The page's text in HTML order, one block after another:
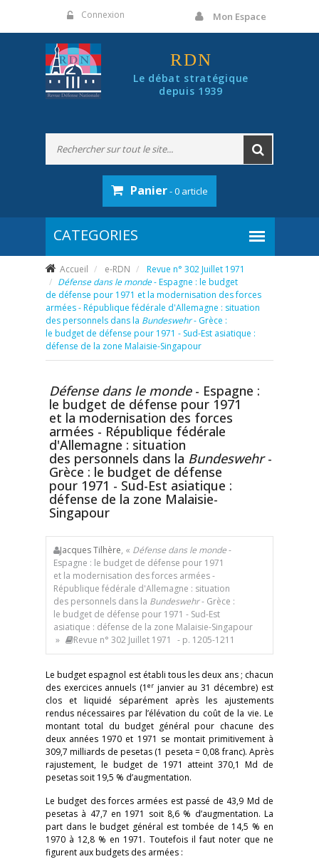
Connexion Mon Espace
RDN
Le débat stratégique
depuis 1939
Panier- 0 article
Accueil e-RDN
Revue n° 302 Juillet 1971
Défense dans le monde- Espagne : le budget
de défense pour 1971 et la modernisation des forces
armées - République fédérale d'Allemagne : situation
des personnels dans la Bundeswehr- Grèce :
le budget de défense pour 1971 - Sud-Est asiatique :
défense de la zone Malaisie-Singapour
Défense dans le monde - Espagne :
le budget de défense pour 1971
et la modernisation des forces
armées - République fédérale
d'Allemagne : situation
des personnels dans la Bundeswehr-
Grèce : le budget de défense
pour 1971 - Sud-Est asiatique :
défense de la zone Malaisie-
Singapour
Jacques Tilhère, « Défense dans le monde-
Espagne : le budget de défense pour 1971
et la modernisation des forces armées -
République fédérale d'Allemagne : situation
des personnels dans la Bundeswehr- Grèce :
le budget de défense pour 1971 - Sud-Est
asiatique : défense de la zone Malaisie-Singapour
»
Revue n° 302 Juillet 1971 - p. 1205-1211
Le budget espagnol est établi tous les deux ans ; chacun
des exercices annuels (1 erjanvier au 31 décembre) est
clos et liquidé séparément après les ajustements
rendus nécessaires par l’élévation du coût de la vie. Le
montant total du budget général pour chacune des
deux années 1970 et 1971 se montait primitivement à
309,7 milliards de pesetas (1 peseta = 0,08 franc). Après
rajustement, le budget de 1971 atteint 370,1 Md de
pesetas soit 19,5 % d’augmentation.
Le budget des forces armées est passé de 43,9 Md de
pesetas à 47,7 en 1971 soit 8,6 % d’augmentation. La
part dans le budget général est tombée de 14,5 % en
1970 à 12,8 % en 1971. Toutefois il faut noter que ne
figurent aux budgets des armées :